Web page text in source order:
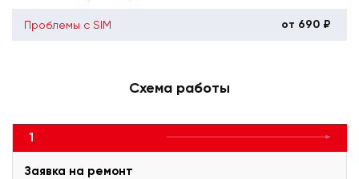
Проблемы с SIM от 690 ₽
Схема работы
1
Заявка на ремонт